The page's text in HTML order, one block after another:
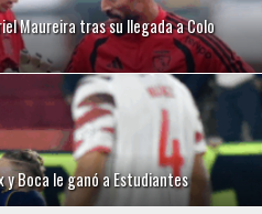
Maureira tras su llegada a Colo
y Boca le ganó a Estudiantes